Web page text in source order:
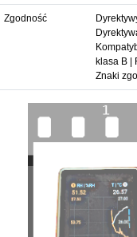
Zgodność
klasa B |
Znaki